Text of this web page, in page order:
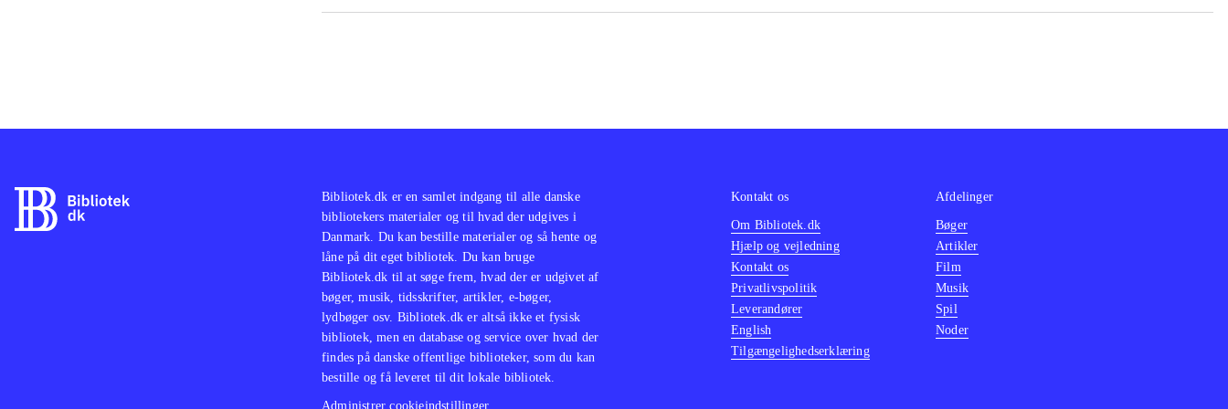
Bibliotek.dk er en samlet indgang til alle danske
bibliotekers materialer og til hvad der udgives i
Danmark. Du kan bestille materialer og så hente og
låne på dit eget bibliotek. Du kan bruge
Bibliotek.dk til at søge frem, hvad der er udgivet af
bøger, musik, tidsskrifter, artikler, e-bøger,
lydbøger osv. Bibliotek.dk er altså ikke et fysisk
bibliotek, men en database og service over hvad der
findes på danske offentlige biblioteker, som du kan
bestille og få leveret til dit lokale bibliotek.
Administrer cookieindstillinger
Kontakt os
Om Bibliotek.dk
Hjælp og vejledning
Kontakt os
Privatlivspolitik
Leverandører
English
Tilgængelighedserklæring
Afdelinger
Bøger
Artikler
Film
Musik
Spil
Noder